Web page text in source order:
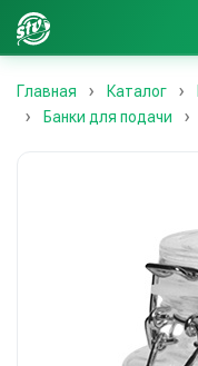
Главная Каталог
Банки для подачи